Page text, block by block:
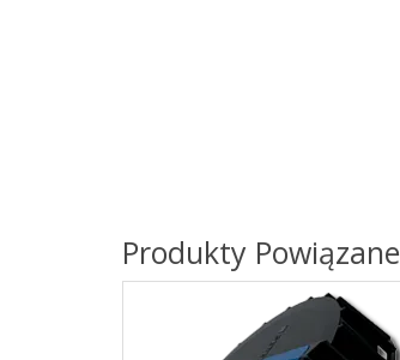
Produkty Powiązane